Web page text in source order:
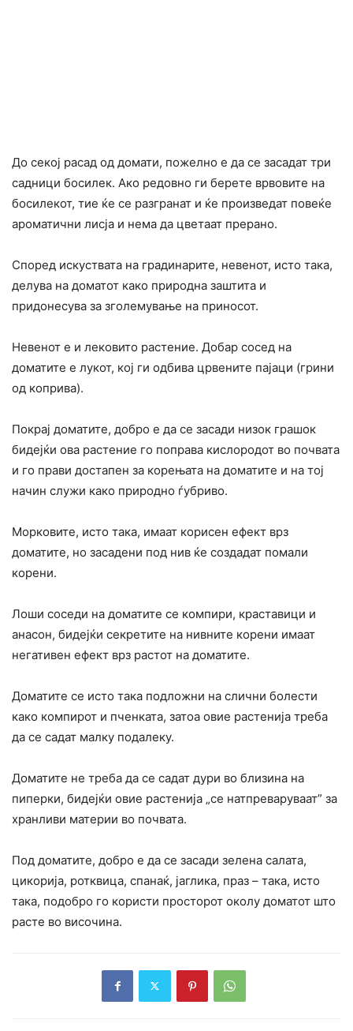
До секој расад од домати, пожелно е да се засадат три
садници босилек. Ако редовно ги берете врвовите на
босилекот, тие ќе се разгранат и ќе произведат повеќе
ароматични лисја и нема да цветаат прерано.
Според искуствата на градинарите, невенот, исто така,
делува на доматот како природна заштита и
придонесува за зголемување на приносот.
Невенот е и лековито растение. Добар сосед на
доматите е лукот, кој ги одбива црвените пајаци (грини
од коприва).
Покрај доматите, добро е да се засади низок грашок
бидејќи ова растение го поправа кислородот во почвата
и го прави достапен за корењата на доматите и на тој
начин служи како природно ѓубриво.
Морковите, исто така, имаат корисен ефект врз
доматите, но засадени под нив ќе создадат помали
корени.
Лоши соседи на доматите се компири, краставици и
анасон, бидејќи секретите на нивните корени имаат
негативен ефект врз растот на доматите.
Доматите се исто така подложни на слични болести
како компирот и пченката, затоа овие растенија треба
да се садат малку подалеку.
Доматите не треба да се садат дури во близина на
пиперки, бидејќи овие растенија „се натпреваруваат” за
хранливи материи во почвата.
Под доматите, добро е да се засади зелена салата,
цикорија, ротквица, спанаќ, јаглика, праз – така, исто
така, подобро го користи просторот околу доматот што
расте во височина.